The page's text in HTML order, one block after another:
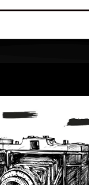
2 mois
2 mois